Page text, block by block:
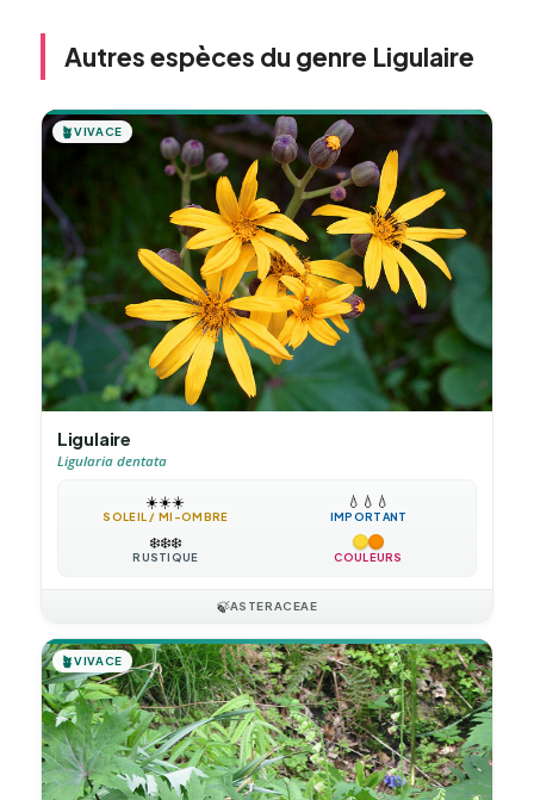
Autres espèces du genre Ligulaire
🪴VIVACE
Ligulaire
Ligularia dentata
☀️☀️☀️
SOLEIL / MI-OMBRE
💧 💧 💧
IMPORTANT
❄️❄️❄️
RUSTIQUE COULEURS
🍃ASTERACEAE
🪴VIVACE